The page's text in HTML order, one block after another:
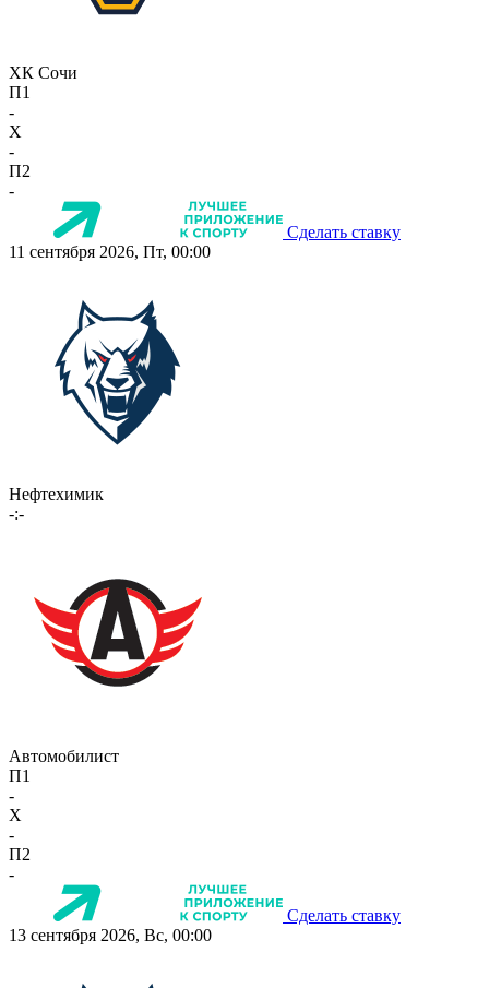
ХК Сочи
П1
-
X
-
П2
-
Сделать ставку
11 сентября 2026, Пт, 00:00
Нефтехимик
-:-
Автомобилист
П1
-
X
-
П2
-
Сделать ставку
13 сентября 2026, Вс, 00:00